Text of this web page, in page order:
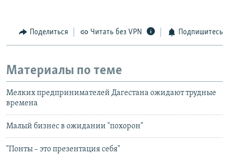
Поделиться Читать без VPN Подпишитесь
Материалы по теме
Мелких предпринимателей Дагестана ожидают трудные
времена
Малый бизнес в ожидании "похорон"
"Понты – это презентация себя"